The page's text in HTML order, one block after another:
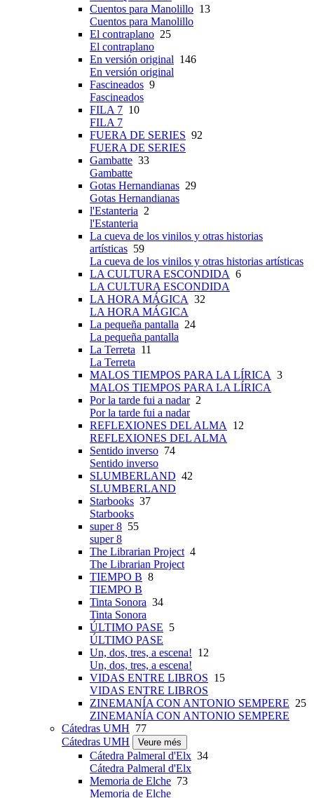
Cuentos para Manolillo 13
Cuentos para Manolillo
El contraplano 25
El contraplano
En versión original 146
En versión original
Fascineados 9
Fascineados
FILA 7 10
FILA 7
FUERA DE SERIES 92
FUERA DE SERIES
Gambatte 33
Gambatte
Gotas Hernandianas 29
Gotas Hernandianas
l'Estanteria 2
l'Estanteria
La cueva de los vinilos y otras historias
artísticas 59
La cueva de los vinilos y otras historias artísticas
LA CULTURA ESCONDIDA 6
LA CULTURA ESCONDIDA
LA HORA MÁGICA 32
LA HORA MÁGICA
La pequeña pantalla 24
La pequeña pantalla
La Terreta 11
La Terreta
MALOS TIEMPOS PARA LA LÍRICA 3
MALOS TIEMPOS PARA LA LÍRICA
Por la tarde fui a nadar2
Por la tarde fui a nadar
REFLEXIONES DEL ALMA
12
REFLEXIONES DEL ALMA
Sentido inverso 74
Sentido inverso
SLUMBERLAND 42
SLUMBERLAND
Starbooks 37
Starbooks
super 8 55
super 8
The Librarian Project 4
The Librarian Project
TIEMPO B 8
TIEMPO B
Tinta Sonora 34
Tinta Sonora
ÚLTIMO PASE 5
ÚLTIMO PASE
Un, dos, tres, a escena! 12
Un, dos, tres, a escena!
VIDAS ENTRE LIBROS 15
VIDAS ENTRE LIBROS
ZINEMANÍA CON ANTONIO SEMPERE 25
ZINEMANÍA CON ANTONIO SEMPERE
Cátedras UMH 77
Cátedras UMH
Veure més
Cátedra Palmeral d'Elx 34
Cátedra Palmeral d'Elx
Memoria de Elche 73
Memoria de Elche